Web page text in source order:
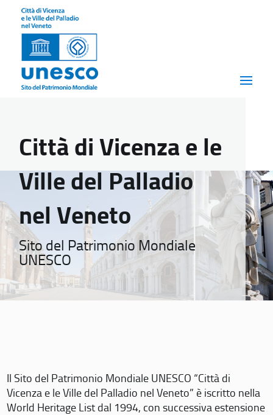
Città di Vicenza e le
Ville del Palladio
nel Veneto
Sito del Patrimonio Mondiale
UNESCO
Il Sito del Patrimonio Mondiale UNESCO “Città di
Vicenza e le Ville del Palladio nel Veneto” è iscritto nella
World Heritage List dal 1994, con successiva estensione